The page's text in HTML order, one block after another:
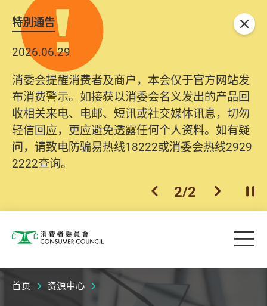
特別通告
2026.06.29
消委会提醒消费者及商户，本会仅于官方网站发
布消费警示。如接获以消委会名义发出的产品回
收相关来电、电邮、短讯或社交媒体讯息，切勿
轻信回应，更应避免透露任何个人资料。如有疑
问，请致电防骗易热线18222或消委会热线2929
2222查询。
2025.10.31
为提升使用者体验及网络安全，本会的投诉处理
系统已经进行升级及推出新功能。由2025年11月
10日起，消费者需要提供基本联络资料（包括姓
名、电邮及电话）注册帐户，才可提交投诉、查
询及建议。所有提交纪录将清晰整合于帐户中，
方便日后作出跟进。
上一个
2/2 下一个开
关闭
消费者委员会 目
首页 资源中心